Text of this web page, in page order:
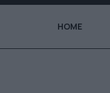
HOME